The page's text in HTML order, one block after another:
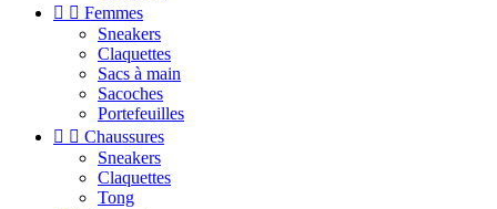
  Femmes
Sneakers
Claquettes
Sacs à main
Sacoches
Portefeuilles
  Chaussures
Sneakers
Claquettes
Tong